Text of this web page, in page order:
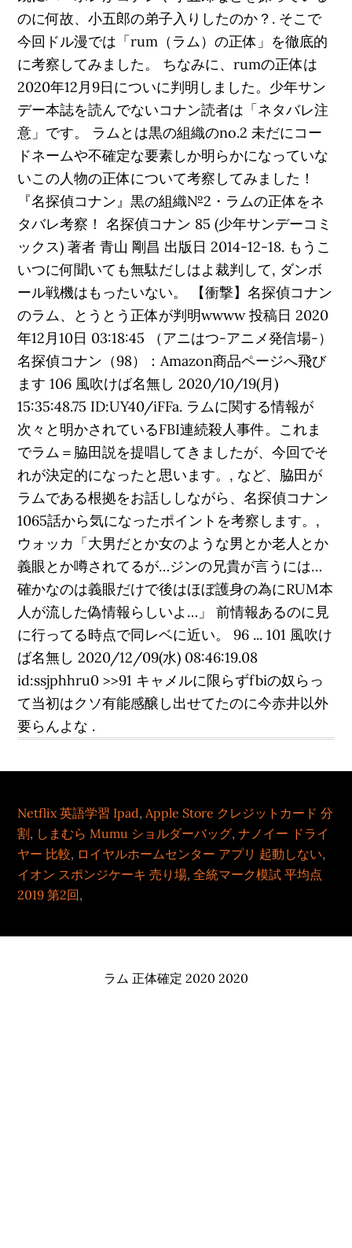
のに何故、小五郎の弟子入りしたのか？. そこで
今回ドル漫では「rum（ラム）の正体」を徹底的
に考察してみました。 ちなみに、rumの正体は
2020年12月9日についに判明しました。少年サン
デー本誌を読んでないコナン読者は「ネタバレ注
意」です。 ラムとは黒の組織のno.2 未だにコー
ドネームや不確定な要素しか明らかになっていな
いこの人物の正体について考察してみました！
『名探偵コナン』黒の組織№2・ラムの正体をネ
タバレ考察！ 名探偵コナン 85 (少年サンデーコミ
ックス) 著者 青山 剛昌 出版日 2014-12-18. もうこ
いつに何聞いても無駄だしはよ裁判して, ダンボ
ール戦機はもったいない。 【衝撃】名探偵コナン
のラム、とうとう正体が判明wwww 投稿日 2020
年12月10日 03:18:45 （アニはつ-アニメ発信場-）
名探偵コナン（98）：Amazon商品ページへ飛び
ます 106 風吹けば名無し 2020/10/19(月)
15:35:48.75 ID:UY40/iFFa. ラムに関する情報が
次々と明かされているFBI連続殺人事件。これま
でラム＝脇田説を提唱してきましたが、今回でそ
れが決定的になったと思います。, など、脇田が
ラムである根拠をお話ししながら、名探偵コナン
1065話から気になったポイントを考察します。,
ウォッカ「大男だとか女のような男とか老人とか
義眼とか噂されてるが…ジンの兄貴が言うには…
確かなのは義眼だけで後はほぼ護身の為にRUM本
人が流した偽情報らしいよ…」 前情報あるのに見
に行ってる時点で同レベに近い。 96 ... 101 風吹け
ば名無し 2020/12/09(水) 08:46:19.08
id:ssjphhru0 >>91 キャメルに限らずfbiの奴らっ
て当初はクソ有能感醸し出せてたのに今赤井以外
要らんよな .
Netflix 英語学習 Ipad,Apple Store クレジットカード 分
割, しまむら Mumu ショルダーバッグ,ナノイー ドライ
ヤー 比較, ロイヤルホームセンター アプリ 起動しない,
イオン スポンジケーキ 売り場,全統マーク模試 平均点
2019 第2回,
ラム 正体確定 2020 2020